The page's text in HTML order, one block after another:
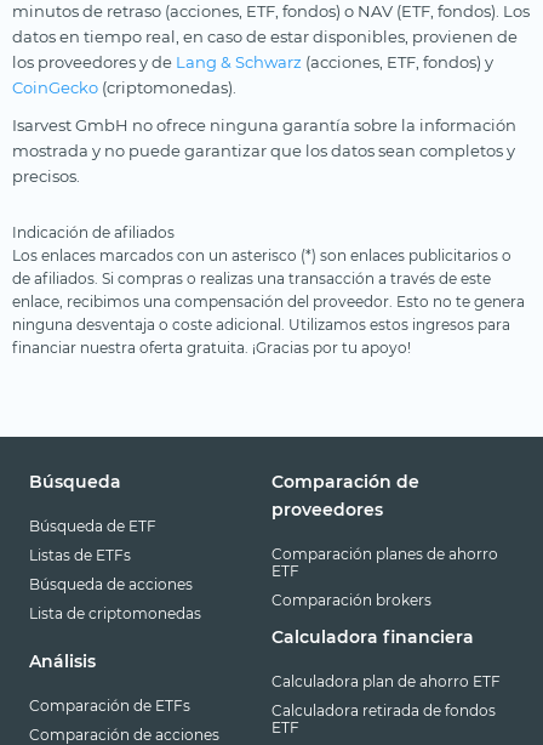
minutos de retraso (acciones, ETF, fondos) o NAV (ETF, fondos). Los
datos en tiempo real, en caso de estar disponibles, provienen de
los proveedores y de Lang & Schwarz (acciones, ETF, fondos) y
CoinGecko (criptomonedas).
Isarvest GmbH no ofrece ninguna garantía sobre la información
mostrada y no puede garantizar que los datos sean completos y
precisos.
Indicación de afiliados
Los enlaces marcados con un asterisco (*) son enlaces publicitarios o
de afiliados. Si compras o realizas una transacción a través de este
enlace, recibimos una compensación del proveedor. Esto no te genera
ninguna desventaja o coste adicional. Utilizamos estos ingresos para
financiar nuestra oferta gratuita. ¡Gracias por tu apoyo!
Búsqueda
Búsqueda de ETF
Listas de ETFs
Búsqueda de acciones
Lista de criptomonedas
Análisis
Comparación de ETFs
Comparación de acciones
Comparación de
proveedores
Comparación planes de ahorro
ETF
Comparación brokers
Calculadora financiera
Calculadora plan de ahorro ETF
Calculadora retirada de fondos
ETF